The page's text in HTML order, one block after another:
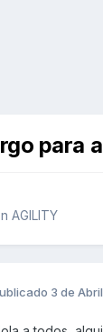
para
AGILITY
3 de